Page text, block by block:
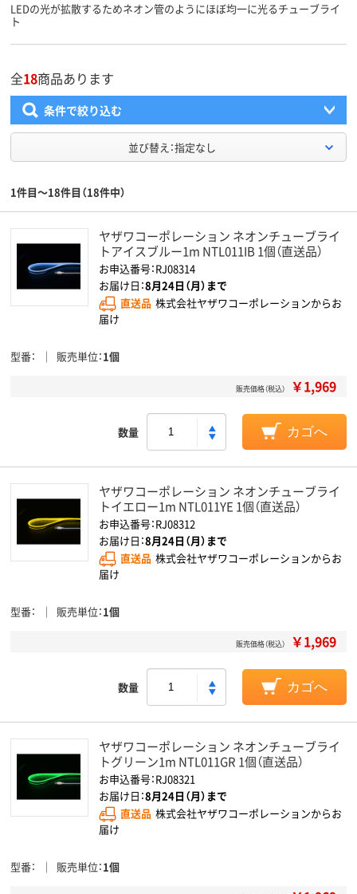
LEDの光が拡散するためネオン管のようにほぼ均一に光るチューブライ
ト
全18商品あります
条件で絞り込む
並び替え：指定なし
1件目～18件目（18件中）
ヤザワコーポレーション ネオンチューブライ
トアイスブルー1m NTL011IB 1個（直送品）
お申込番号：RJ08314
お届け日：8月24日（月）まで
直送品 株式会社ヤザワコーポレーションからお
届け
型番 販売単位 1個
販売価格（税込） ￥1,969
数量 カゴへ
ヤザワコーポレーション ネオンチューブライ
トイエロー1m NTL011YE 1個（直送品）
お申込番号：RJ08312
お届け日：8月24日（月）まで
直送品 株式会社ヤザワコーポレーションからお
届け
型番 販売単位 1個
販売価格（税込） ￥1,969
数量 カゴへ
ヤザワコーポレーション ネオンチューブライ
トグリーン1m NTL011GR 1個（直送品）
お申込番号：RJ08321
お届け日：8月24日（月）まで
直送品 株式会社ヤザワコーポレーションからお
届け
型番 販売単位 1個